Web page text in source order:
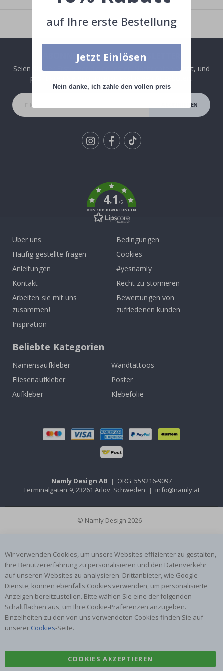
ABONNIERE UNSEREN NEWSLETTER
Seien Sie der Erste, der die neuesten Nachrichten erhält, und
profitieren Sie von unseren exklusiven Angeboten.
ABONNIEREN
4.1/5
VON 1031 BEWERTUNGEN
Über uns
Häufig gestellte fragen
Anleitungen
Kontakt
Arbeiten sie mit uns
zusammen!
Inspiration
Bedingungen
Cookies
#yesnamly
Recht zu stornieren
Bewertungen von
zufriedenen kunden
Beliebte Kategorien
Namensaufkleber
Wandtattoos
Fliesenaufkleber
Poster
Aufkleber
Klebefolie
Namly Design AB | ORG: 559216-9097
Terminalgatan 9, 23261 Arlöv, Schweden | info@namly.at
© Namly Design 2026
Wir verwenden Cookies, um unsere Websites effizienter zu gestalten,
Ihre Benutzererfahrung zu personalisieren und den Datenverkehr
auf unseren Websites zu analysieren. Drittanbieter, wie Google-
Dienste, können ebenfalls Cookies verwenden, um personalisierte
Anzeigen bereitzustellen. Bitte wählen Sie eine der folgenden
Schaltflächen aus, um Ihre Cookie-Präferenzen anzugeben.
Einzelheiten zu den von uns verwendeten Cookies finden Sie auf
unserer Cookies-Seite.
COOKIES AKZEPTIEREN
auf Ihre erste Bestellung
Jetzt Einlösen
Nein danke, ich zahle den vollen preis